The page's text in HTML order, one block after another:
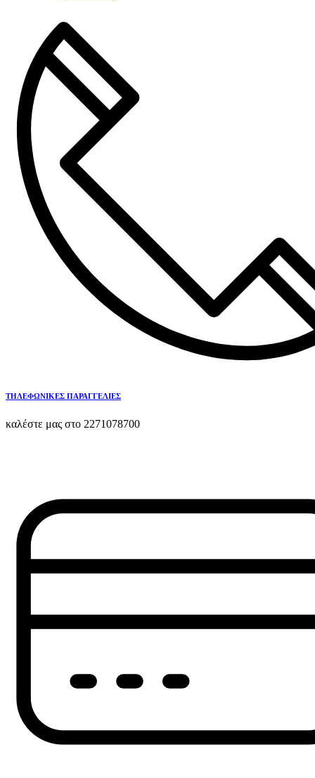
ΤΗΛΕΦΩΝΙΚΕΣ ΠΑΡΑΓΓΕΛΙΕΣ
καλέστε μας στο 2271078700